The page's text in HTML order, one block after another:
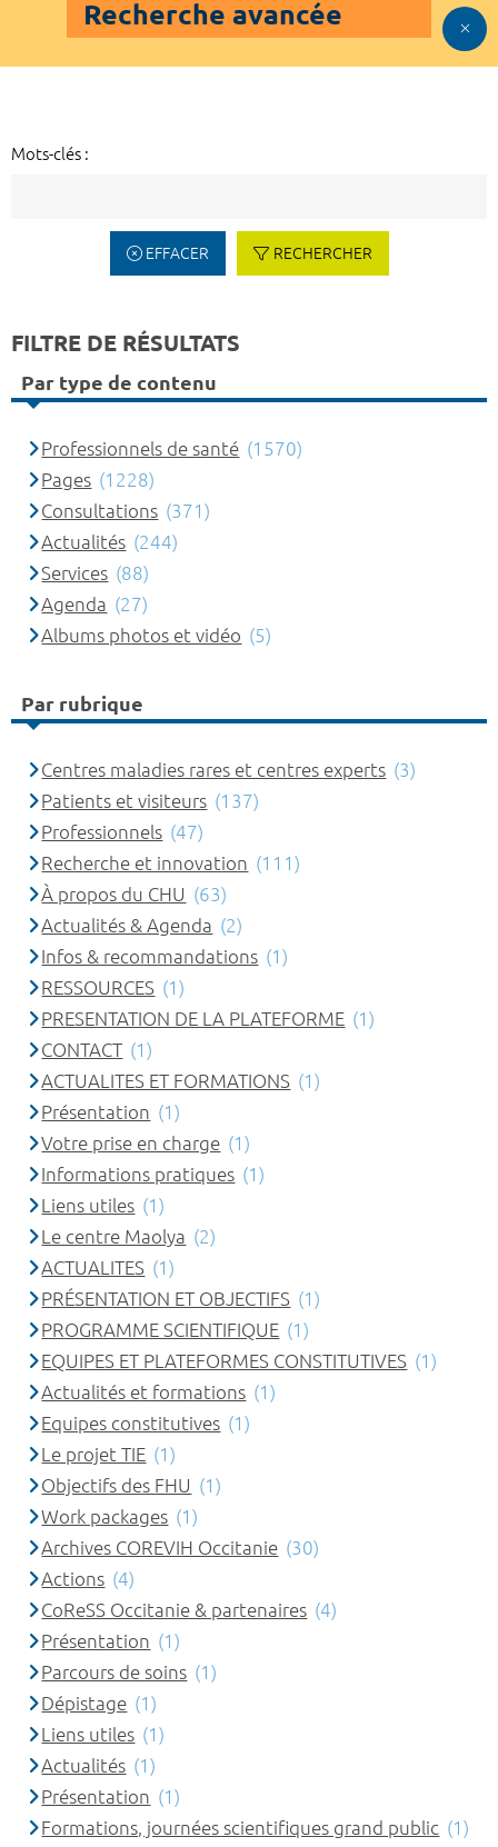
Recherche avancée
Mots-clés :
EFFACER RECHERCHER
FILTRE DE RÉSULTATS
Par type de contenu
Professionnels de santé (1570)
Pages (1228)
Consultations (371)
Actualités (244)
Services (88)
Agenda (27)
Albums photos et vidéo (5)
Par rubrique
Centres maladies rares et centres experts (3)
Patients et visiteurs (137)
Professionnels (47)
Recherche et innovation (111)
À propos du CHU (63)
Actualités & Agenda (2)
Infos & recommandations (1)
RESSOURCES (1)
PRESENTATION DE LA PLATEFORME (1)
CONTACT (1)
ACTUALITES ET FORMATIONS (1)
Présentation (1)
Votre prise en charge (1)
Informations pratiques (1)
Liens utiles (1)
Le centre Maolya (2)
ACTUALITES (1)
PRÉSENTATION ET OBJECTIFS (1)
PROGRAMME SCIENTIFIQUE (1)
EQUIPES ET PLATEFORMES CONSTITUTIVES (1)
Actualités et formations (1)
Equipes constitutives (1)
Le projet TIE (1)
Objectifs des FHU (1)
Work packages (1)
Archives COREVIH Occitanie (30)
Actions (4)
CoReSS Occitanie & partenaires (4)
Présentation (1)
Parcours de soins (1)
Dépistage (1)
Liens utiles (1)
Actualités (1)
Présentation (1)
Formations, journées scientifiques grand public (1)